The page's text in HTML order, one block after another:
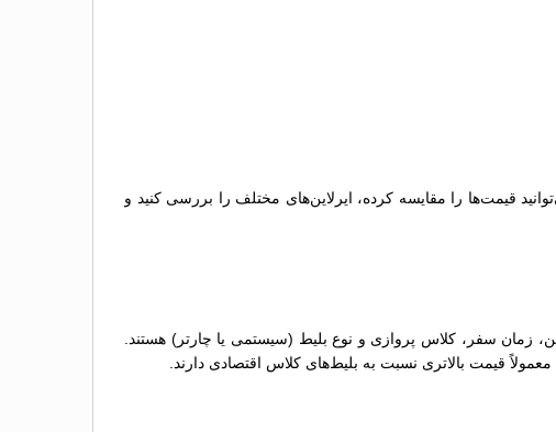
قیمت‌ها را مقایسه کرده، ایرلاین‌های مختلف را بررسی کنید و
زمان سفر، کلاس پروازی و نوع بلیط (سیستمی یا چارتر) هستند.
قیمت بالاتری نسبت به بلیط‌های کلاس اقتصادی دارند.